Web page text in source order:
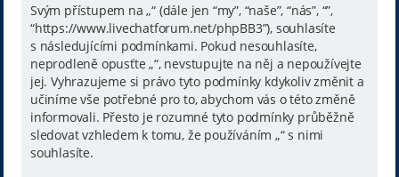
Svým přístupem na „“ (dále jen “my”, “naše”, “nás”, “”,
“https://www.livechatforum.net/phpBB3”), souhlasíte
s následujícími podmínkami. Pokud nesouhlasíte,
neprodleně opusťte „“, nevstupujte na něj a nepoužívejte
jej. Vyhrazujeme si právo tyto podmínky kdykoliv změnit a
učiníme vše potřebné pro to, abychom vás o této změně
informovali. Přesto je rozumné tyto podmínky průběžně
sledovat vzhledem k tomu, že používáním „“ s nimi
souhlasíte.